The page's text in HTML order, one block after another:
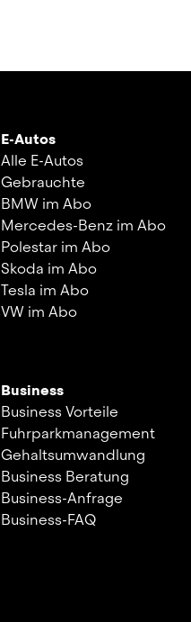
E-Autos
Alle E-Autos
Gebrauchte
BMW im Abo
Mercedes-Benz im Abo
Polestar im Abo
Skoda im Abo
Tesla im Abo
VW im Abo
Business
Business Vorteile
Fuhrparkmanagement
Gehaltsumwandlung
Business Beratung
Business-Anfrage
Business-FAQ